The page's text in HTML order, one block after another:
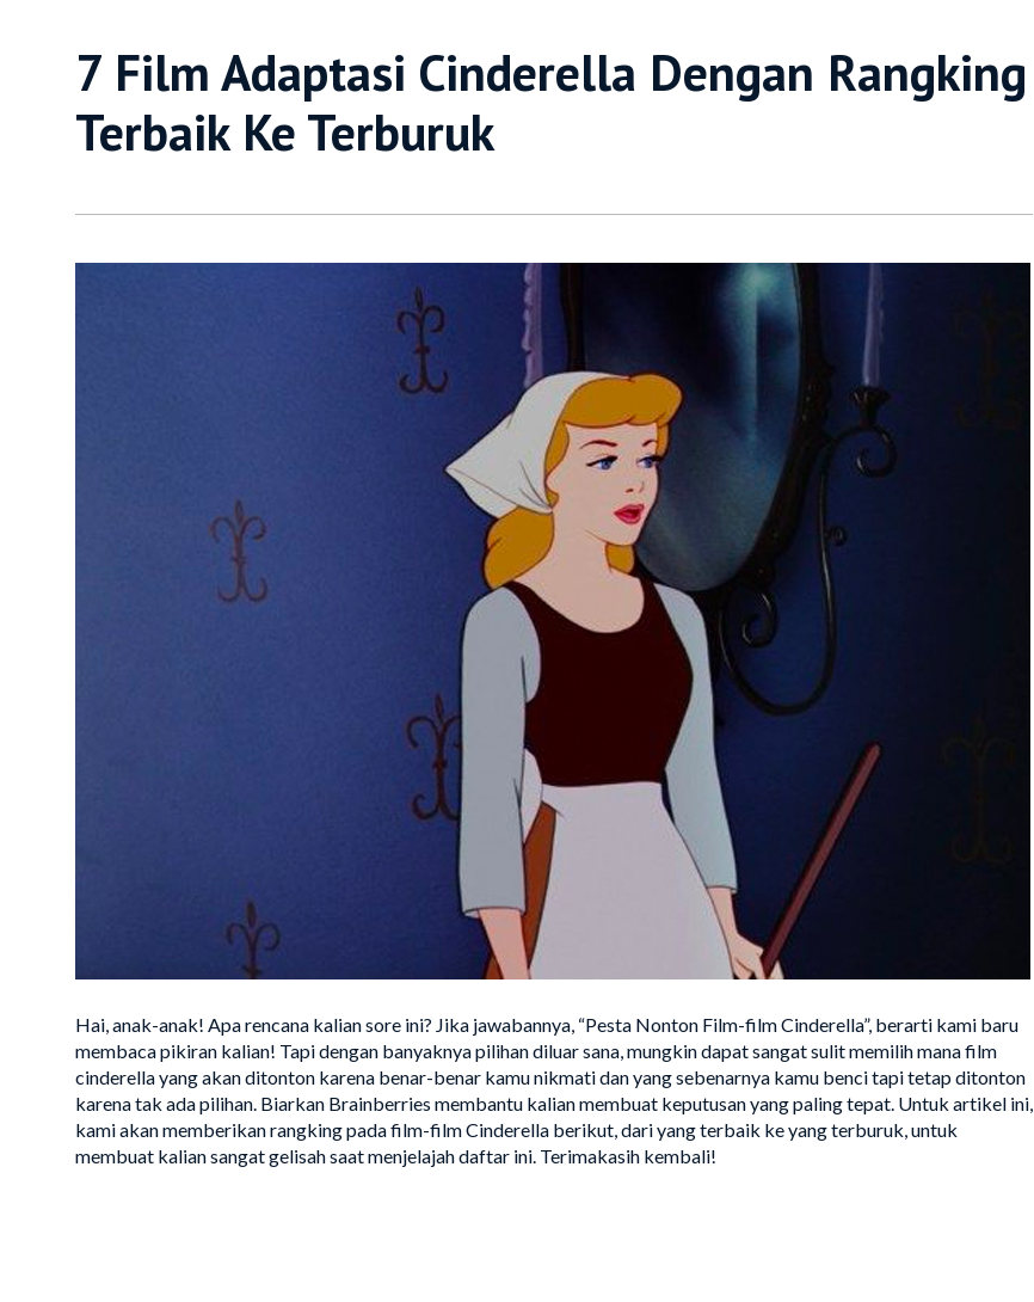
7 Film Adaptasi Cinderella Dengan Rangking
Terbaik Ke Terburuk
Hai, anak-anak! Apa rencana kalian sore ini? Jika jawabannya, “Pesta Nonton Film-film Cinderella”, berarti kami baru
membaca pikiran kalian! Tapi dengan banyaknya pilihan diluar sana, mungkin dapat sangat sulit memilih mana film
cinderella yang akan ditonton karena benar-benar kamu nikmati dan yang sebenarnya kamu benci tapi tetap ditonton
karena tak ada pilihan. Biarkan Brainberries membantu kalian membuat keputusan yang paling tepat. Untuk artikel ini,
kami akan memberikan rangking pada film-film Cinderella berikut, dari yang terbaik ke yang terburuk, untuk
membuat kalian sangat gelisah saat menjelajah daftar ini. Terimakasih kembali!